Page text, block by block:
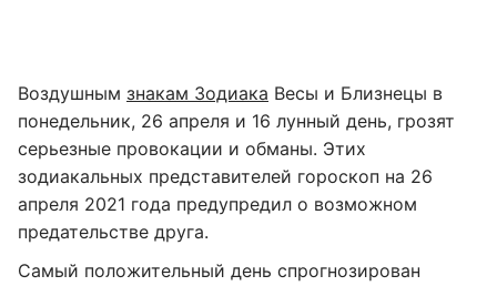
Воздушным знакам Зодиака Весы и Близнецы в
понедельник, 26 апреля и 16 лунный день, грозят
серьезные провокации и обманы. Этих
зодиакальных представителей гороскоп на 26
апреля 2021 года предупредил о возможном
предательстве друга.
Самый положительный день спрогнозирован